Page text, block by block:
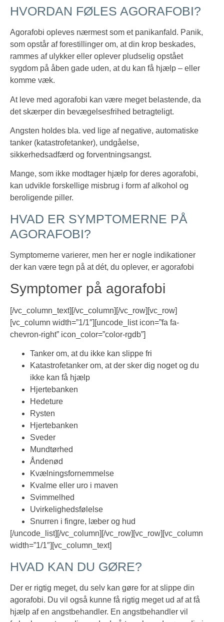
HVORDAN FØLES AGORAFOBI?
Agorafobi opleves nærmest som et panikanfald. Panik,
som opstår af forestillinger om, at din krop beskades,
rammes af ulykker eller oplever pludselig opstået
sygdom på åben gade uden, at du kan få hjælp – eller
komme væk.
At leve med agorafobi kan være meget belastende, da
det skærper din bevægelsesfrihed betragteligt.
Angsten holdes bla. ved lige af negative, automatiske
tanker (katastrofetanker), undgåelse,
sikkerhedsadfærd og forventningsangst.
Mange, som ikke modtager hjælp for deres agorafobi,
kan udvikle forskellige misbrug i form af alkohol og
beroligende piller.
HVAD ER SYMPTOMERNE PÅ
AGORAFOBI?
Symptomerne varierer, men her er nogle indikationer
der kan være tegn på at dét, du oplever, er agorafobi
Symptomer på agorafobi
[/vc_column_text][/vc_column][/vc_row][vc_row]
[vc_column width=”1/1″][uncode_list icon=”fa fa-
chevron-right” icon_color=”color-rgdb”]
Tanker om, at du ikke kan slippe fri
Katastrofetanker om, at der sker dig noget og du
ikke kan få hjælp
Hjertebanken
Hedeture
Rysten
Hjertebanken
Sveder
Mundtørhed
Åndenød
Kvælningsfornemmelse
Kvalme eller uro i maven
Svimmelhed
Uvirkelighedsfølelse
Snurren i fingre, læber og hud
[/uncode_list][/vc_column][/vc_row][vc_row][vc_column
width=”1/1″][vc_column_text]
HVAD KAN DU GØRE?
Der er rigtig meget, du selv kan gøre for at slippe din
agorafobi. Du vil også kunne få rigtig meget ud af at få
hjælp af en angstbehandler. En angstbehandler vil